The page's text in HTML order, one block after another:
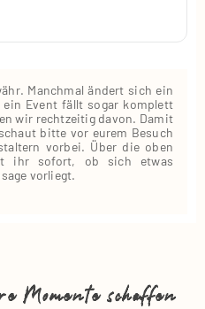
Manchmal ändert sich ein
Event fällt sogar komplett
wir rechtzeitig davon. Damit
bitte vor eurem Besuch
vorbei. Über die oben
ihr sofort, ob sich etwas
vorliegt.
Momente schaffen